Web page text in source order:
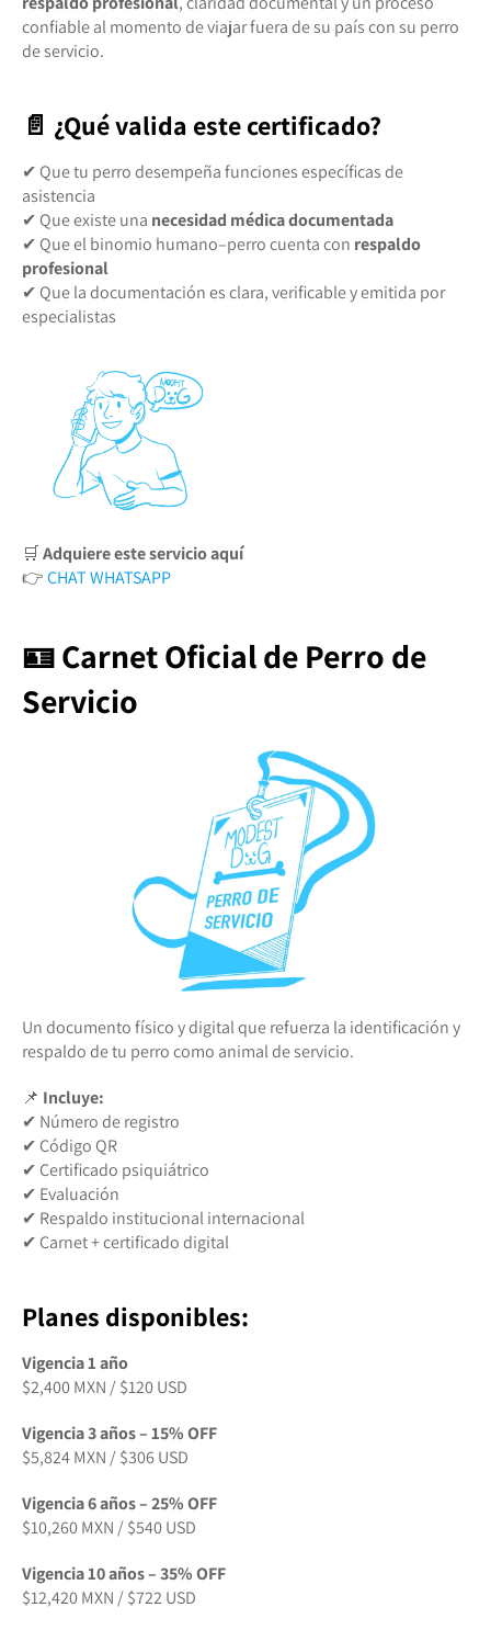
confiable al momento de viajar fuera de su país con su perro
de servicio.
📄 ¿Qué valida este certificado?
✔ Que tu perro desempeña funciones específicas de
asistencia
✔ Que existe una necesidad médica documentada
✔ Que el binomio humano–perro cuenta con respaldo
profesional
✔ Que la documentación es clara, verificable y emitida por
especialistas
🛒Adquiere este servicio aquí
👉CHAT WHATSAPP
🪪 Carnet Oficial de Perro de
Servicio
Un documento físico y digital que refuerza la identificación y
respaldo de tu perro como animal de servicio.
📌 Incluye:
✔ Número de registro
✔ Código QR
✔ Certificado psiquiátrico
✔ Evaluación
✔ Respaldo institucional internacional
✔ Carnet + certificado digital
Planes disponibles:
Vigencia 1 año
$2,400 MXN / $120 USD
Vigencia 3 años – 15% OFF
$5,824 MXN / $306 USD
Vigencia 6 años – 25% OFF
$10,260 MXN / $540 USD
Vigencia 10 años – 35% OFF
$12,420 MXN / $722 USD